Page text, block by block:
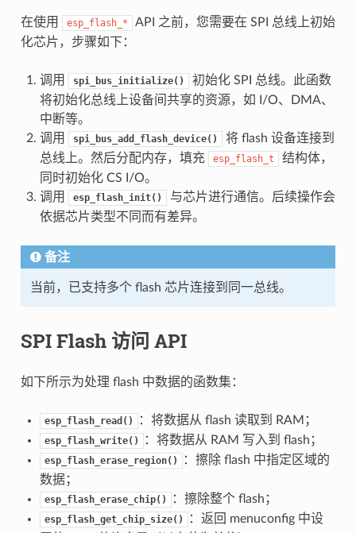
在使用 esp_flash_*
API 之前，您需要在 SPI 总线上初始
化芯片，步骤如下：
调用 spi_bus_initialize()
初始化 SPI 总线。此函数
将初始化总线上设备间共享的资源，如 I/O、DMA、
中断等。
调用
spi_bus_add_flash_device()
将 flash 设备连接到
总线上。然后分配内存，填充
esp_flash_t
结构体，
同时初始化 CS I/O。
调用
esp_flash_init()
与芯片进行通信。后续操作会
依据芯片类型不同而有差异。
备注
当前，已支持多个 flash 芯片连接到同一总线。
SPI Flash 访问 API
如下所示为处理 flash 中数据的函数集：
esp_flash_read() ：将数据从 flash 读取到 RAM；
esp_flash_write() ：将数据从 RAM 写入到 flash；
esp_flash_erase_region()
：擦除 flash 中指定区域的
数据；
esp_flash_erase_chip() ：擦除整个 flash；
esp_flash_get_chip_size()
：返回 menuconfig 中设